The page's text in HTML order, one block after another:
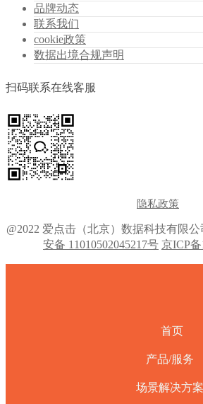
品牌动态
联系我们
cookie政策
数据出境合规声明
扫码联系在线客服
隐私政策
@2022 爱点击（北京）数据科技有限
安备 11010502045217号 京ICP备
首页
产品/服务
场景解决方案